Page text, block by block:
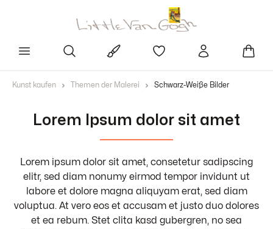
Kunst kaufen Themen der Malerei Schwarz-Weiße Bilder
Lorem Ipsum dolor sit amet
Lorem ipsum dolor sit amet, consetetur sadipscing
elitr, sed diam nonumy eirmod tempor invidunt ut
labore et dolore magna aliquyam erat, sed diam
voluptua. At vero eos et accusam et justo duo dolores
et ea rebum. Stet clita kasd gubergren, no sea